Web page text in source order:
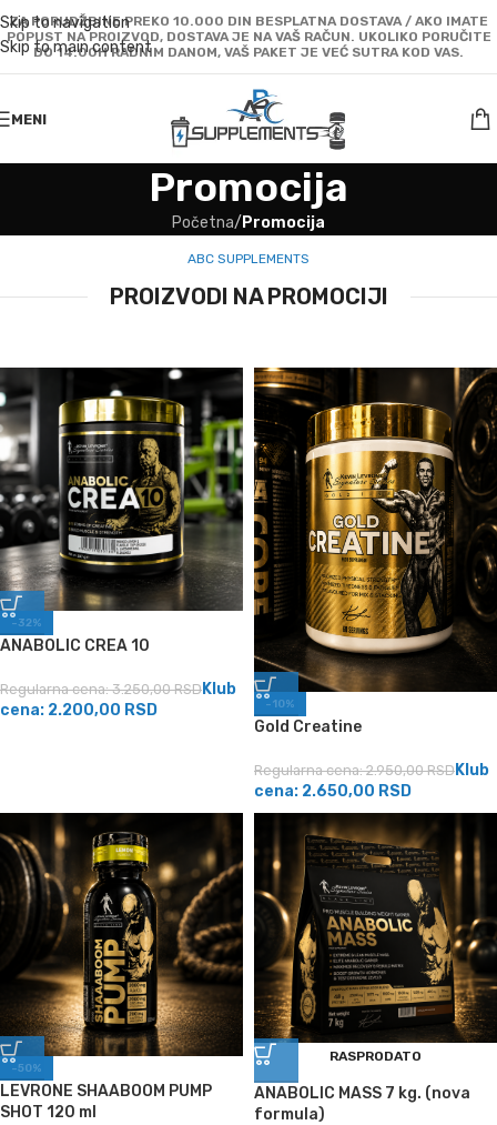
Skip to navigation
Skip to main content
ZA PORUDŽBINE PREKO 10.000 DIN BESPLATNA DOSTAVA / AKO IMATE
POPUST NA PROIZVOD, DOSTAVA JE NA VAŠ RAČUN. UKOLIKO PORUČITE
DO 14:00H RADNIM DANOM, VAŠ PAKET JE VEĆ SUTRA KOD VAS.
MENI
Promocija
Početna/ Promocija
ABC SUPPLEMENTS
PROIZVODI NA PROMOCIJI
-32%
ANABOLIC CREA 10
Regularna cena:3.250,00RSD Klub
cena: 2.200,00 RSD -10%
Gold Creatine
Regularna cena:2.950,00RSD Klub
cena: 2.650,00 RSD
-50%
LEVRONE SHAABOOM PUMP
SHOT 120 ml
RASPRODATO
ANABOLIC MASS 7 kg. (nova
formula)